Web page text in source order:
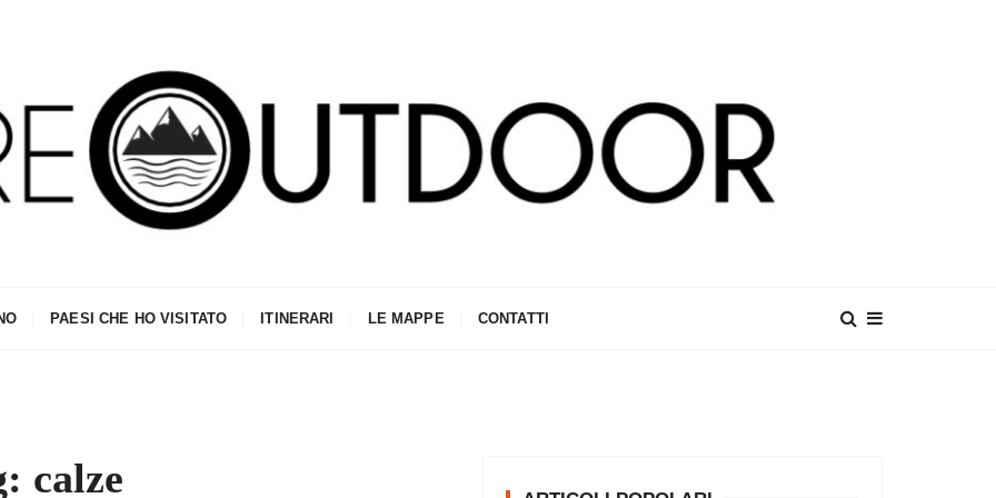
PAESI CHE HO VISITATO ITINERARI LE MAPPE CONTATTI
calze